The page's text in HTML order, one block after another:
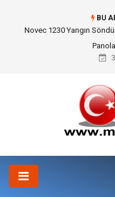
BU
Skoda Yedek Parça